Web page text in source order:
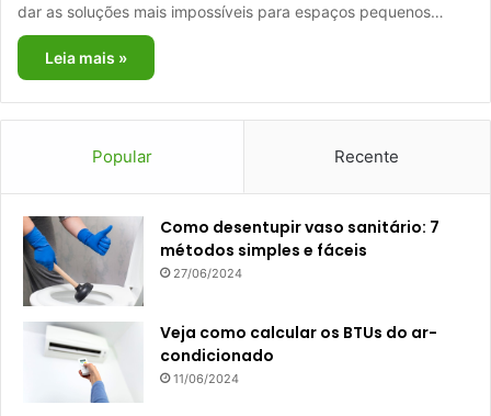
dar as soluções mais impossíveis para espaços pequenos…
Leia mais »
Popular Recente
Como desentupir vaso sanitário: 7
métodos simples e fáceis
27/06/2024
Veja como calcular os BTUs do ar-
condicionado
11/06/2024